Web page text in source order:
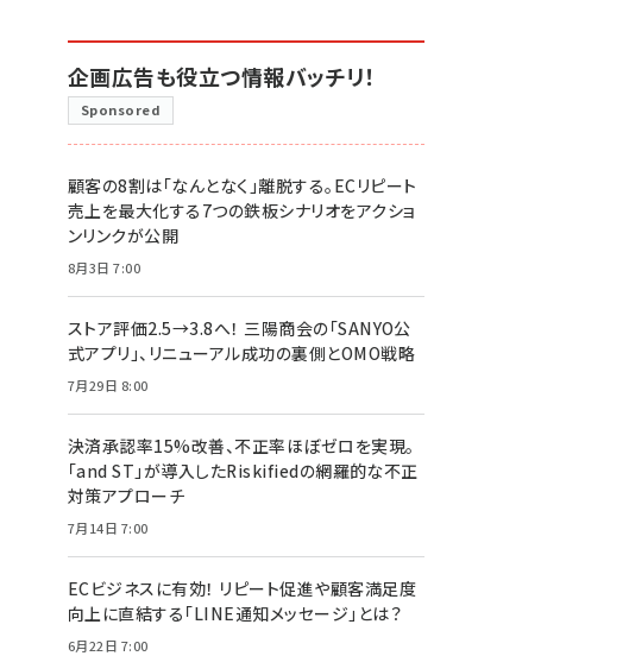
企画広告も役立つ情報バッチリ！
Sponsored
顧客の8割は「なんとなく」離脱する。ECリピート
売上を最大化する7つの鉄板シナリオをアクショ
ンリンクが公開
8月3日 7:00
ストア評価2.5→3.8へ！ 三陽商会の「SANYO公
式アプリ」、リニューアル成功の裏側とOMO戦略
7月29日 8:00
決済承認率15%改善、不正率ほぼゼロを実現。
「and ST」が導入したRiskifiedの網羅的な不正
対策アプローチ
7月14日 7:00
ECビジネスに有効！ リピート促進や顧客満足度
向上に直結する「LINE通知メッセージ」とは？
6月22日 7:00